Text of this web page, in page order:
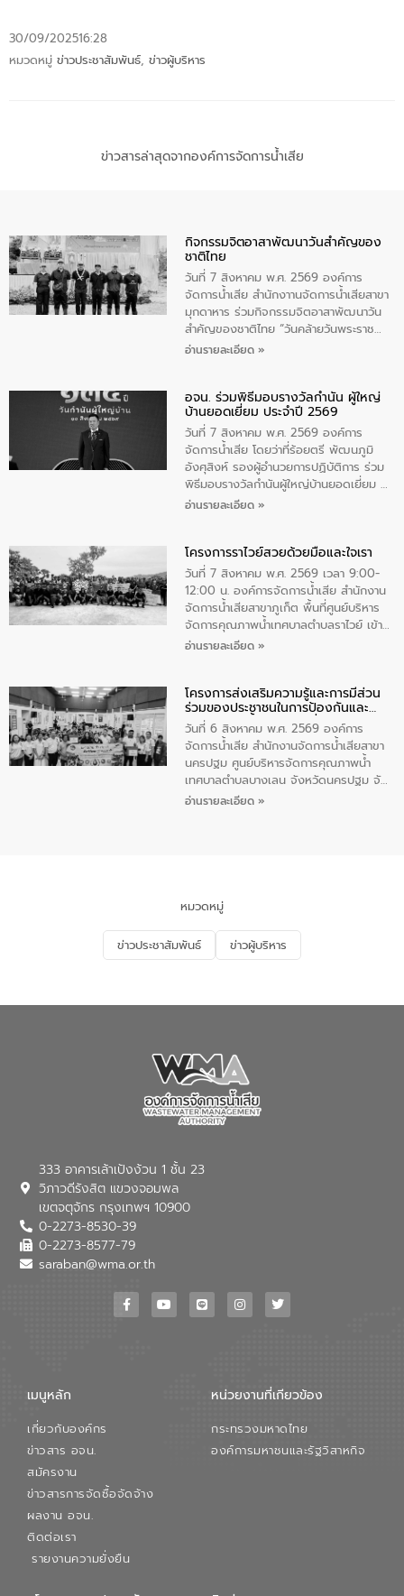
30/09/202516:28
หมวดหมู่ ข่าวประชาสัมพันธ์, ข่าวผู้บริหาร
ข่าวสารล่าสุดจากองค์การจัดการน้ำเสีย
กิจกรรมจิตอาสาพัฒนาวันสําคัญของ
ชาติไทย
วันที่ 7 สิงหาคม พ.ศ. 2569 องค์การ
จัดการน้ำเสีย สำนักงาานจัดการน้ำเสียสาขา
มุกดาหาร ร่วมกิจกรรมจิตอาสาพัฒนาวัน
สําคัญของชาติไทย “วันคล้ายวันพระราช
สมภพ สมเด็จพระนางเจ้าสิริกิติ์พระบรม
ทิพย์คำ รองผู้ว่าราชการจังหวัดมุกดาหาร
เป็นประธานในพิธี ณ เรือนจําชั่วคราวนาโสก
ตําบลนาโสก อําเภอเมืองมุกดาหาร จังหวัด
มุกดาหาร โดยในกิจกรรมได้ร่วมปลูกป่า และ
ทําความสะอาดภายในบริเวณ จัดกิจกรรม
เพื่อถวายเป็นพระราชกุศล สมเด็จพระนาง
เจ้าสิริกิติ์พระบรมราชินีนาถ พระบรมราช
อ่านรายละเอียด »
อจน. ร่วมพิธีมอบรางวัลกำนัน ผู้ใหญ่
บ้านยอดเยี่ยม ประจำปี 2569
วันที่ 7 สิงหาคม พ.ศ. 2569 องค์การ
จัดการน้ำเสีย โดยว่าที่ร้อยตรี พัฒนภูมิ
อังศุสิงห์ รองผู้อำนวยการปฏิบัติการ ร่วม
พิธีมอบรางวัลกำนันผู้ใหญ่บ้านยอดเยี่ยม ณ
ทำเนียบรัฐบาล โดยมีนายอนุทิน ชาญวีรกูล
ทองคำและประกาศเกียรติคุณให้แก่ กำนัน
ผู้ใหญ่บ้านยอดเยี่ยม พร้อมกล่าวชื่นชม ให้
โอวาท และมอบนโยบาย
อ่านรายละเอียด »
โครงการราไวย์สวยด้วยมือและใจเรา
วันที่ 7 สิงหาคม พ.ศ. 2569 เวลา 9:00-
12:00 น. องค์การจัดการน้ำเสีย สำนักงาน
จัดการน้ำเสียสาขาภูเก็ต พื้นที่ศูนย์บริหาร
จัดการคุณภาพน้ำเทศบาลตำบลราไวย์ เข้า
ร่วมโครงการราไวย์สวยด้วยมือและใจเรา
ประชาชน ตัวแทนจากโรงแรมต่างๆ ในเขต
เทศบาลตำบลราไวย์ ศูนย์บริหารจัดการ
คุณภาพน้ำเทศบาลตำบลราไวย์ นำโดยนาย
น้อย แก้วเศษ ผู้จัดการสำนักงานจัดการน้ำ
เสียสาขาภูเก็ต พร้อมด้วยเจ้าหน้าที่ จำนวน
5 คน ร่วมทำกิจกรรม ทำความสะอาด
ชายหาดและแหล่งท่องเที่ยว ณ บริเวณ
อ่านรายละเอียด »
โครงการส่งเสริมความรู้และการมีส่วน
ร่วมของประชาชนในการป้องกันและ
แก้ไขปัญหาน้ำเสียอย่างยั่งยืน
วันที่ 6 สิงหาคม พ.ศ. 2569 องค์การ
จัดการน้ำเสีย สำนักงานจัดการน้ำเสียสาขา
นครปฐม ศูนย์บริหารจัดการคุณภาพน้ำ
เทศบาลตำบลบางเลน จังหวัดนครปฐม จัด
กิจกรรมภายใต้โครงการส่งเสริมความรู้และ
จัดการน้ำเสียและสร้างจิตสำนึกในการ
อนุรักษ์สิ่งแวดล้อม ในหัวข้อ “น้ำเสียชุมชน
และการบำบัดน้ำเสียเบื้องต้น” โดยให้ความรู้
เกี่ยวกับสาเหตุและผลกระทบของน้ำเสีย
ณ เทศบาลตำบลบางเลน จังหวัดนครปฐม
อ่านรายละเอียด »
หมวดหมู่
ข่าวประชาสัมพันธ์ ข่าวผู้บริหาร
333 อาคารเล้าเป้งง้วน 1 ชั้น 23
วิภาวดีรังสิต แขวงจอมพล
เขตจตุจักร กรุงเทพฯ 10900
0-2273-8530-39
0-2273-8577-79
saraban@wma.or.th
เมนูหลัก
เกี่ยวกับองค์กร
ข่าวสาร อจน.
สมัครงาน
ข่าวสารการจัดซื้อจัดจ้าง
ผลงาน อจน.
ติดต่อเรา
รายงานความยั่งยืน
หน่วยงานที่เกียวข้อง
กระทรวงมหาดไทย
องค์การมหาชนและรัฐวิสาหกิจ